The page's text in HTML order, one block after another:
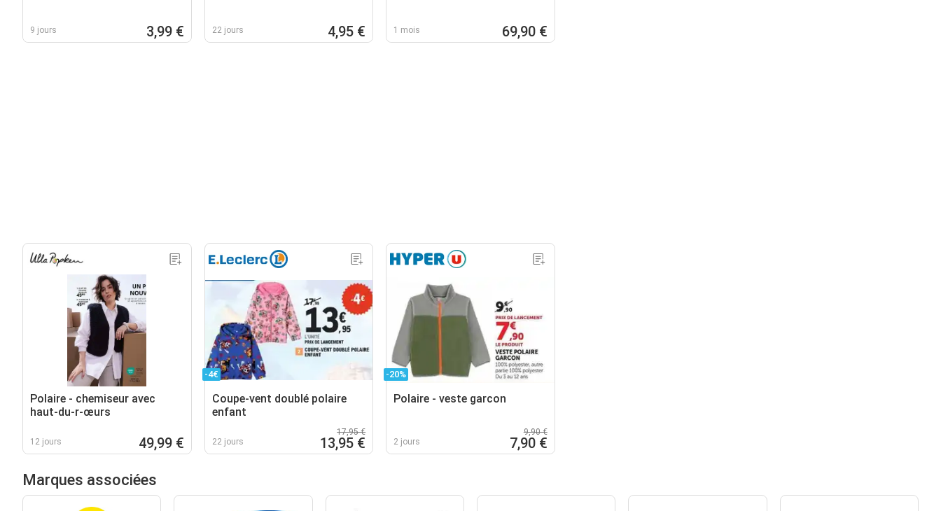
9 jours 3,99 € 22 jours 4,95 € 1 mois 69,90 €
Polaire - chemiseur avec
haut-du-r-œurs
12 jours 49,99 €
-4€
Coupe-vent doublé polaire
enfant
22 jours
17,95 €
13,95 €
-20%
Polaire - veste garcon
2 jours
9,90 €
7,90 €
Marques associées